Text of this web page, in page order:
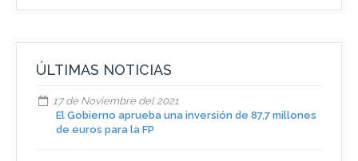
ÚLTIMAS NOTICIAS
17 de Noviembre del 2021
El Gobierno aprueba una inversión de 87,7 millones
de euros para la FP